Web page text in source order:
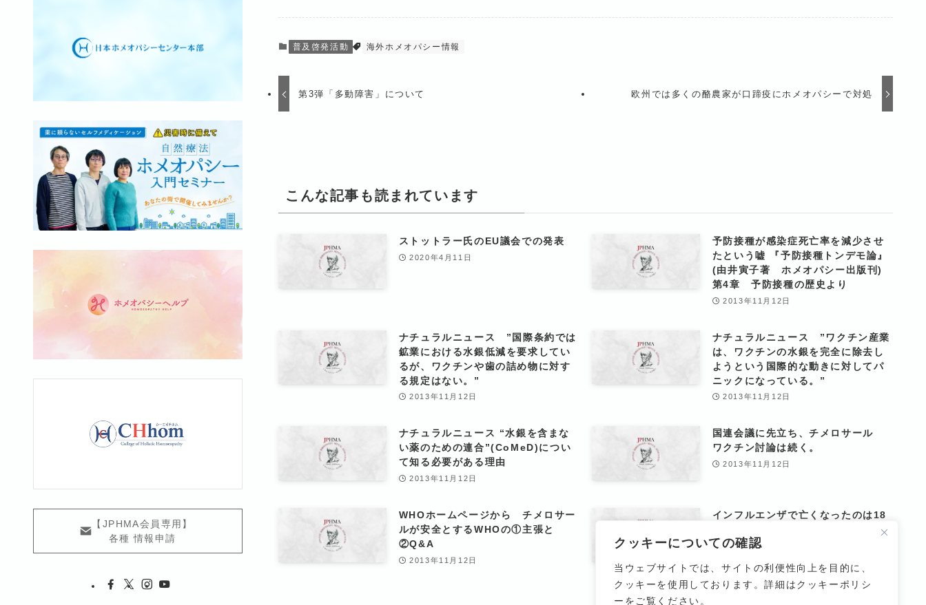
クッキーについての確認
当ウェブサイトでは、サイトの利便性向上を目的に、
クッキーを使用しております。詳細はクッキーポリシ
ーをご覧ください。
普及啓発活動 海外ホメオパシー情報
第3弾「多動障害」について 欧州では多くの酪農家が口蹄疫にホメオパシーで対処
こんな記事も読まれています
ストットラー氏のEU議会での発表
2020年4月11日
予防接種が感染症死亡率を減少させ
たという嘘 『予防接種トンデモ論』
(由井寅子著 ホメオパシー出版刊)
第4章 予防接種の歴史より
2013年11月12日
ナチュラルニュース ”国際条約では
鉱業における水銀低減を要求してい
るが、ワクチンや歯の詰め物に対す
る規定はない。”
2013年11月12日
ナチュラルニュース ”ワクチン産業
は、ワクチンの水銀を完全に除去し
ようという国際的な動きに対してパ
ニックになっている。”
2013年11月12日
ナチュラルニュース “水銀を含まな
い薬のための連合”(CoMeD)につい
て知る必要がある理由
2013年11月12日
国連会議に先立ち、チメロサール
ワクチン討論は続く。
2013年11月12日
WHOホームページから チメロサー
ルが安全とするWHOの①主張と
②Q&A
2013年11月12日
インフルエンザで亡くなったのは18
人であって、CDCが主張する3万6千
人ではない。
【JPHMA会員専用】
各種 情報申請